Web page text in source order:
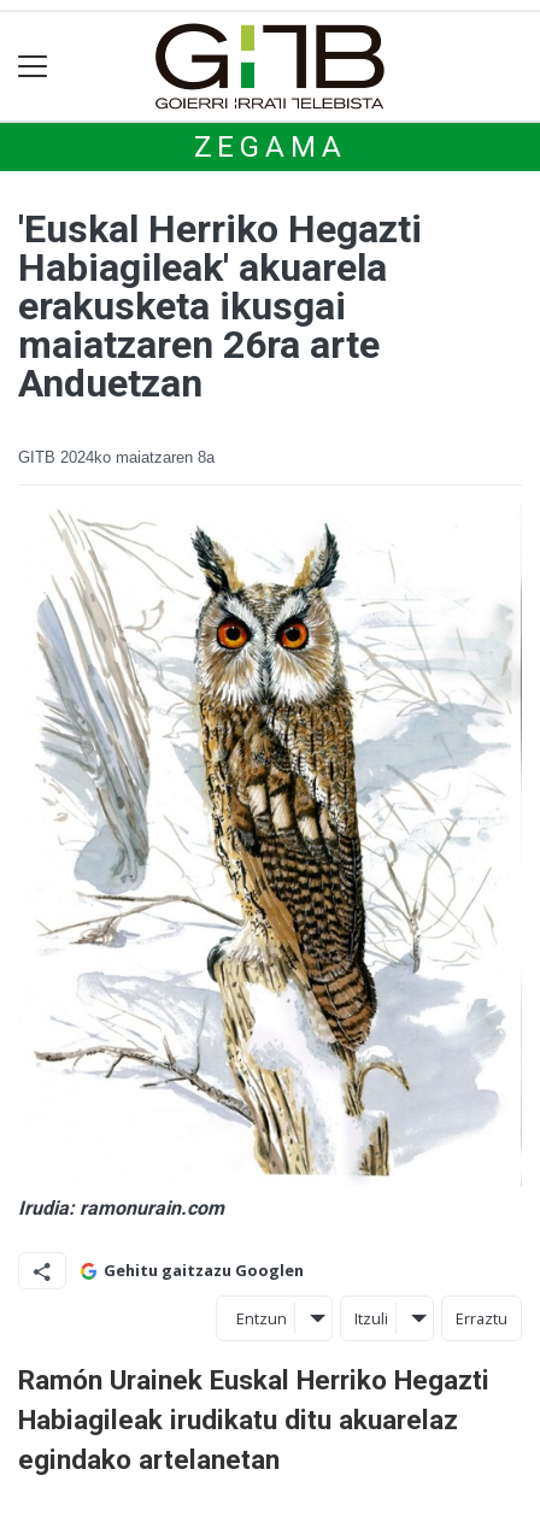
ZEGAMA
'Euskal Herriko Hegazti
Habiagileak' akuarela
erakusketa ikusgai
maiatzaren 26ra arte
Anduetzan
GITB 2024ko maiatzaren 8a
Irudia: ramonurain.com
Gehitu gaitzazu Googlen
Entzun Itzuli Erraztu
Ramón Urainek Euskal Herriko Hegazti
Habiagileak irudikatu ditu akuarelaz
egindako artelanetan